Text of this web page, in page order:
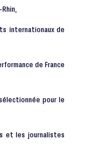
internationaux de
de France
pour le
et les journalistes